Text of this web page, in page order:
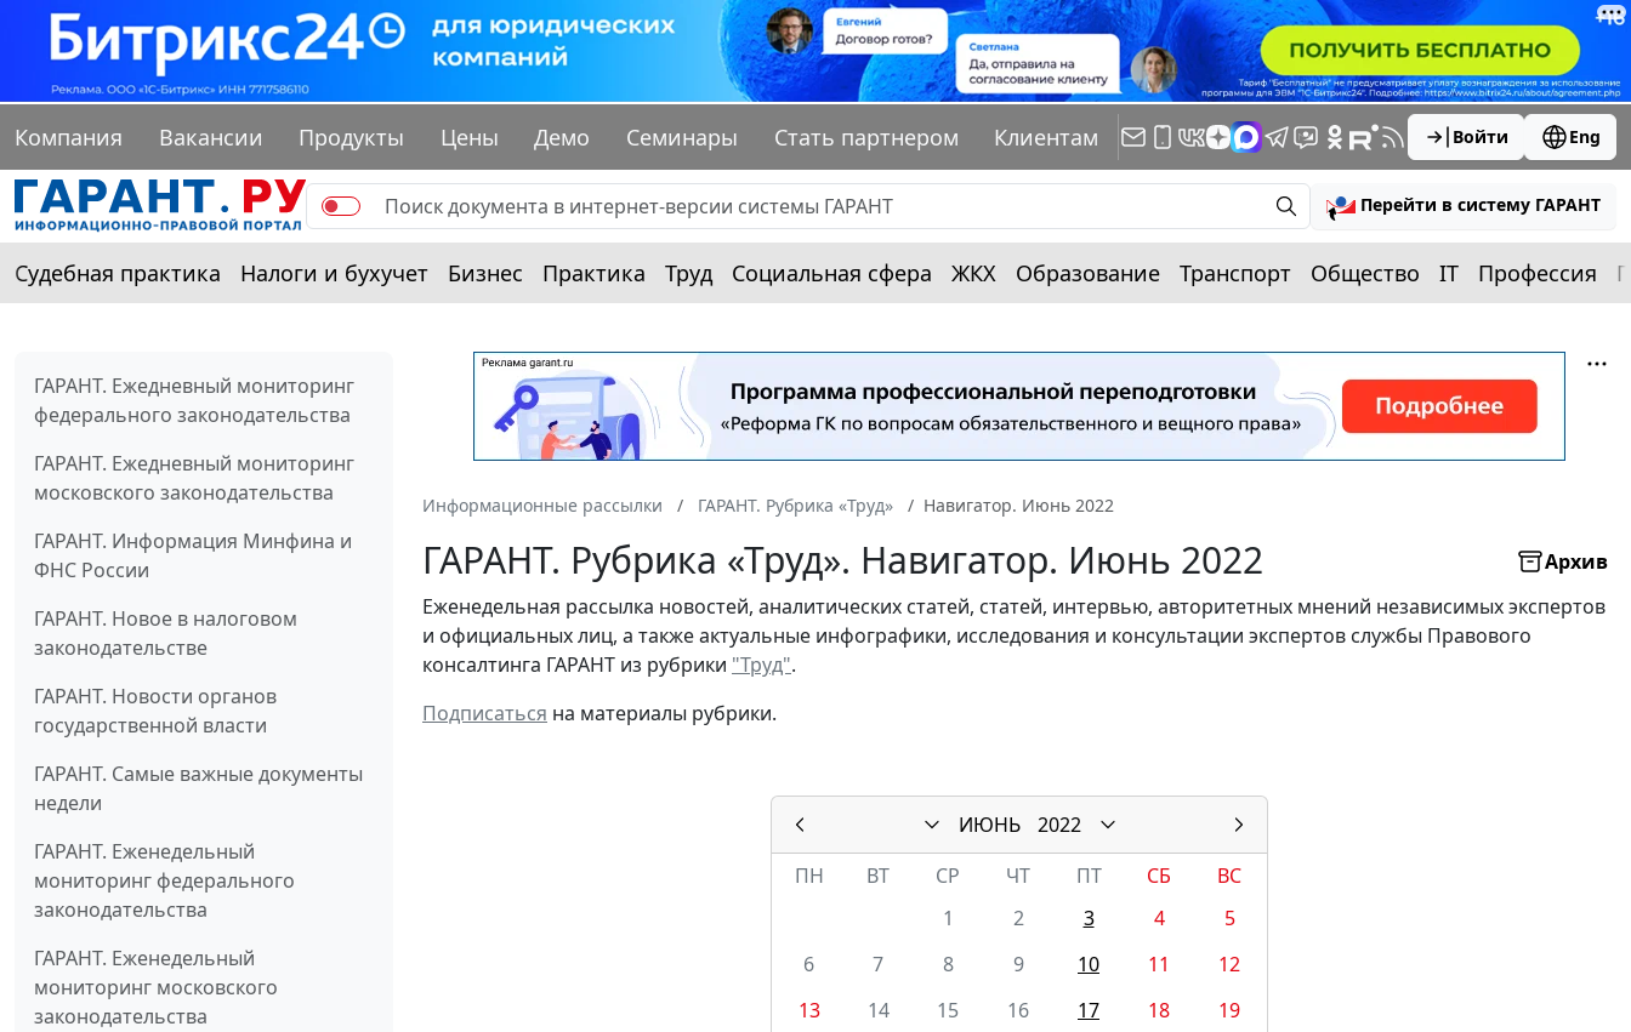
Компания Вакансии Продукты Цены Демо Семинары Стать партнером Клиентам Войти Eng
Перейти в систему ГАРАНТ
Судебная практика Налоги и бухучет Бизнес Практика Труд Социальная сфера ЖКХ Образование Транспорт Общество IT Профессия
ГАРАНТ. Ежедневный мониторинг
федерального законодательства
ГАРАНТ. Ежедневный мониторинг
московского законодательства
ГАРАНТ. Информация Минфина и
ФНС России
ГАРАНТ. Новое в налоговом
законодательстве
ГАРАНТ. Новости органов
государственной власти
ГАРАНТ. Самые важные документы
недели
ГАРАНТ. Еженедельный
мониторинг федерального
законодательства
ГАРАНТ. Еженедельный
мониторинг московского
законодательства
Информационные рассылки ГАРАНТ. Рубрика «Труд» Навигатор. Июнь 2022
ГАРАНТ. Рубрика «Труд». Навигатор. Июнь 2022
Архив
Еженедельная рассылка новостей, аналитических статей, статей, интервью, авторитетных мнений независимых экспертов
и официальных лиц, а также актуальные инфографики, исследования и консультации экспертов службы Правового
консалтинга ГАРАНТ из рубрики "Труд".
Подписаться на материалы рубрики.
ИЮНЬ
2022
ПН
ВТ СР ЧТ ПТ СБ
ВС
1
2 3 4
5
6
7 8 9 10 11
12
13
14 15 16 17 18
19